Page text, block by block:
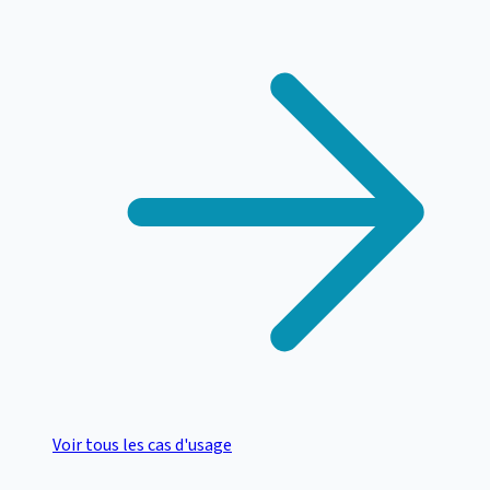
Voir tous les cas d'usage